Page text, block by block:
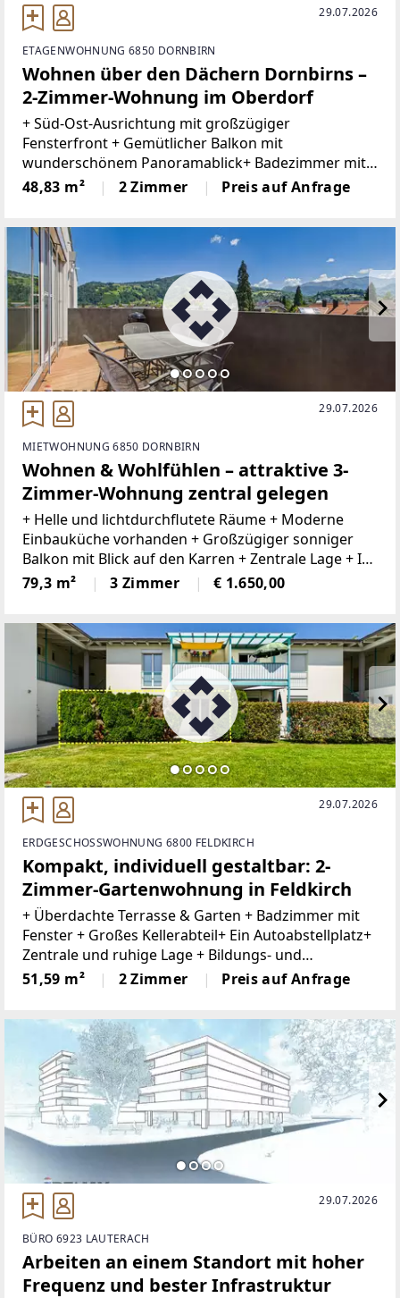
29.07.2026
ETAGENWOHNUNG 6850 DORNBIRN
Wohnen über den Dächern Dornbirns –
2-Zimmer-Wohnung im Oberdorf
+ Süd-Ost-Ausrichtung mit großzügiger
Fensterfront + Gemütlicher Balkon mit
wunderschönem Panoramablick+ Badezimmer mit
Duschbadewanne und Waschmaschinenanschluss+
Separate Küche+ Zentrale Lage mit kurzen Wegen
48,83 m² 2 Zimmer Preis auf Anfrage
29.07.2026
MIETWOHNUNG 6850 DORNBIRN
Wohnen & Wohlfühlen – attraktive 3-
Zimmer-Wohnung zentral gelegen
+ Helle und lichtdurchflutete Räume + Moderne
Einbauküche vorhanden + Großzügiger sonniger
Balkon mit Blick auf den Karren + Zentrale Lage + In
wenigen Minuten in der Dornbirner Innenstadt +
Nahversorger und Dienstleister in der Nähe
79,3 m² 3 Zimmer € 1.650,00
29.07.2026
ERDGESCHOSSWOHNUNG 6800 FELDKIRCH
Kompakt, individuell gestaltbar: 2-
Zimmer-Gartenwohnung in Feldkirch
+ Überdachte Terrasse & Garten + Badzimmer mit
Fenster + Großes Kellerabteil+ Ein Autoabstellplatz+
Zentrale und ruhige Lage + Bildungs- und
Gesundheitseinrichtungen in der Nähe +
Lebensmittelgeschäfte und Nahversorger fußläufig
51,59 m² 2 Zimmer Preis auf Anfrage
29.07.2026
BÜRO 6923 LAUTERACH
Arbeiten an einem Standort mit hoher
Frequenz und bester Infrastruktur